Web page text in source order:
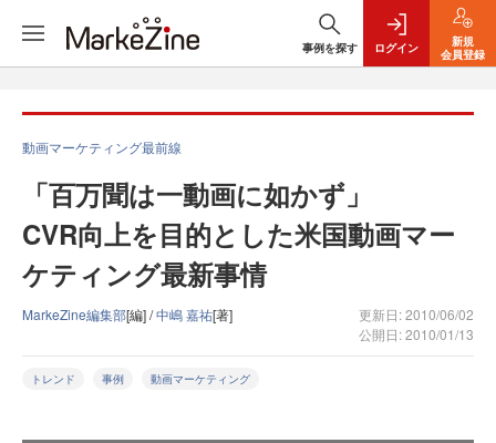
事例を探す ログイン
新規
会員登録
動画マーケティング最前線
「百万聞は一動画に如かず」
CVR向上を目的とした米国動画マー
ケティング最新事情
MarkeZine編集部[編] /中嶋 嘉祐[著]
更新日: 2010/06/02
公開日: 2010/01/13
トレンド 事例 動画マーケティング